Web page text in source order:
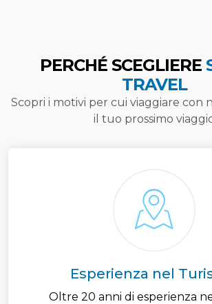
PERCHÉ SCEGLIERE
TRAVEL
Scopri i motivi per cui viaggiare con
il tuo prossimo
Esperienza nel
Oltre 20 anni di esperienza